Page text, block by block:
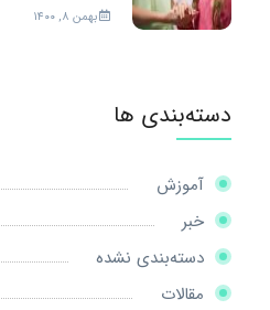
بهمن ۸, ۱۴۰۰
دسته‌بندی ها
آموزش
خبر
دسته‌بندی نشده
مقالات